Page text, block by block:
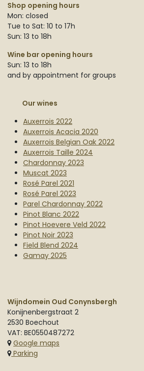
Shop opening hours
Mon: closed
Tue to Sat: 10 to 17h
Sun: 13 to 18h
Wine bar opening hours
Sun: 13 to 18h
and by appointment for groups
Our wines
Auxerrois 2022
Auxerrois Acacia 2020
Auxerrois Belgian Oak 2022
Auxerrois Taille 2024
Chardonnay 2023
Muscat 2023
Rosé Parel 2021
Rosé Parel 2023
Parel Chardonnay 2022
Pinot Blanc 2022
Pinot Hoevere Veld 2022
Pinot Noir 2023
Field Blend 2024
Gamay 2025
Wijndomein Oud Conynsbergh
Konijnenbergstraat 2
2530 Boechout
VAT: BE0550487272
Google maps
Parking